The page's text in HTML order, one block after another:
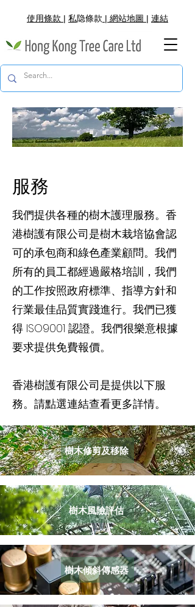
使用條款 | 私隐條款 | 網站地圖 | 連結
​服務
我們提供各種的樹木護理服務。香
港樹護有限公司是樹木栽培協會認
可的承包商和綠色產業顧問。我們
所有的員工都經過嚴格培訓，我們
的工作按照政府標準、指導方針和
行業最佳品質實踐進行。我們已獲
得 ISO9001 認證。我們很樂意根據
要求提供免費報價。
香港樹護有限公司是提供以下服
務。請點選連結查看更多詳情。
樹木修剪及移除
​樹木風險評估
樹木傾斜傳感器